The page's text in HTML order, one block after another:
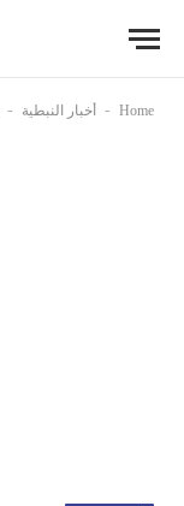
Home
- أخبار النبطية -